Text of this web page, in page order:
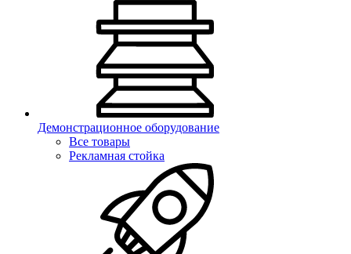
Демонстрационное оборудование
Все товары
Рекламная стойка